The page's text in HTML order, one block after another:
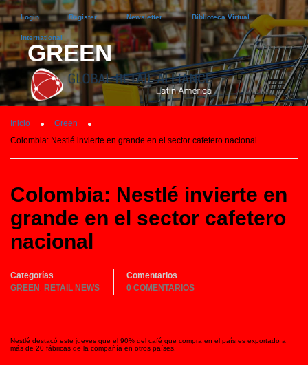
Login Register Newsletter Biblioteca Virtual
International
GREEN
Inicio
Green
Colombia: Nestlé invierte en grande en el sector cafetero nacional
Colombia: Nestlé invierte en
grande en el sector cafetero
nacional
Categorías
GREEN
RETAIL NEWS
Comentarios
0 COMENTARIOS
Nestlé destacó este jueves que el 90% del café que compra en el país es exportado a
más de 20 fábricas de la compañía en otros países.